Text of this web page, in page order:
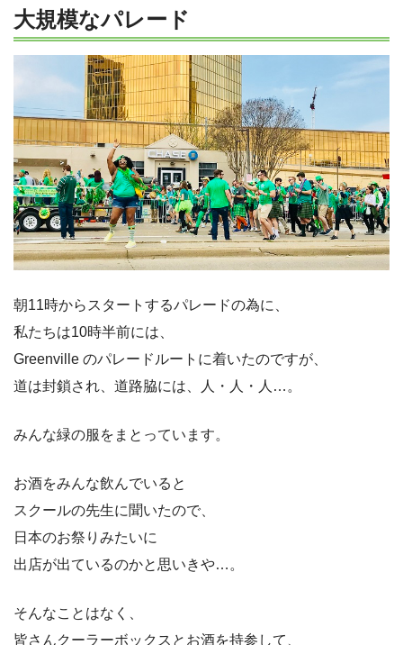
大規模なパレード
朝11時からスタートするパレードの為に、
私たちは10時半前には、
Greenville のパレードルートに着いたのですが、
道は封鎖され、道路脇には、人・人・人…。
みんな緑の服をまとっています。
お酒をみんな飲んでいると
スクールの先生に聞いたので、
日本のお祭りみたいに
出店が出ているのかと思いきや…。
そんなことはなく、
皆さんクーラーボックスとお酒を持参して、